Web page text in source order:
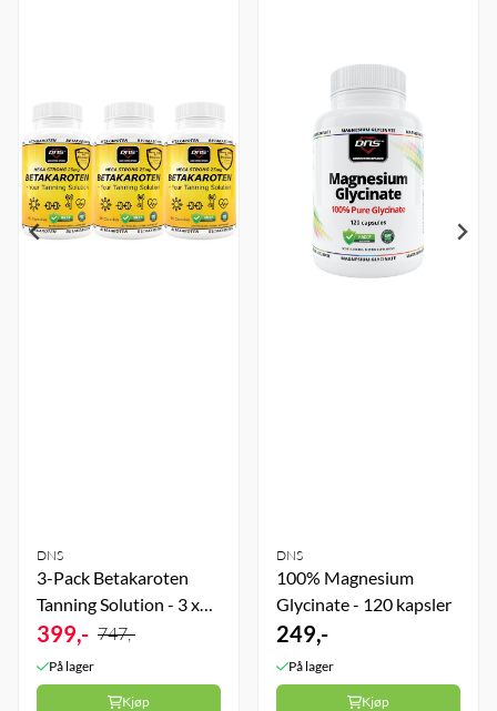
DNS
3-Pack Betakaroten
Tanning Solution - 3 x
60 kapsler
399,- 747,-
På lager
Kjøp
DNS
100% Magnesium
Glycinate - 120 kapsler
249,-
På lager
Kjøp